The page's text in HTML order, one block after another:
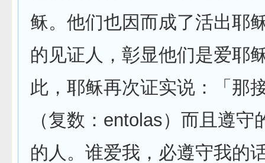
稣。他们也因而成了活出耶
的见证人，彰显他们是爱耶
此，耶稣再次证实说：「那
（复数：entolas）而且遵守
的人。谁爱我，必遵守我的